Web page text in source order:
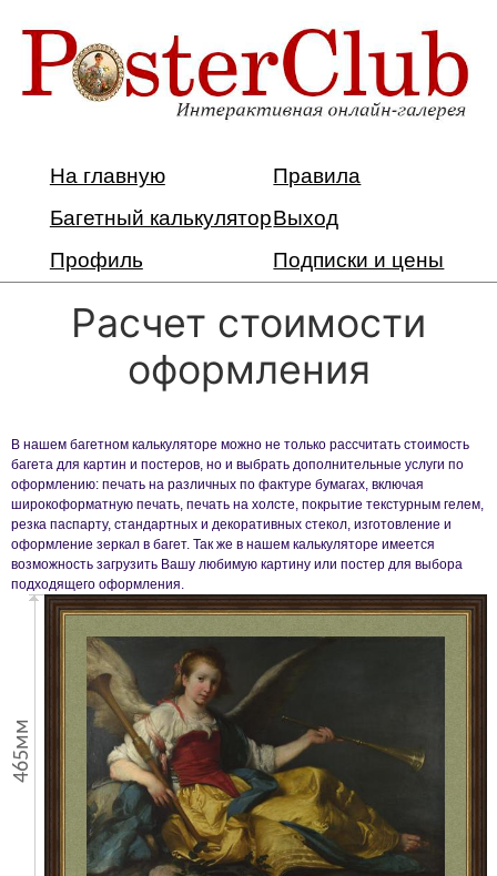
На главную
Правила
Багетный калькуляторВыход
Профиль
Подписки и цены
Расчет стоимости
оформления
В нашем багетном калькуляторе можно не только рассчитать стоимость
багета для картин и постеров, но и выбрать дополнительные услуги по
оформлению: печать на различных по фактуре бумагах, включая
широкоформатную печать, печать на холсте, покрытие текстурным гелем,
резка паспарту, стандартных и декоративных стекол, изготовление и
оформление зеркал в багет. Так же в нашем калькуляторе имеется
возможность загрузить Вашу любимую картину или постер для выбора
подходящего оформления.
465мм